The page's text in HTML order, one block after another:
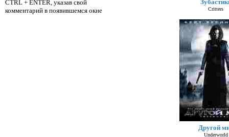
Critters
Другой
Underworld
CTRL + ENTER, указав свой
комментарий в появившемся окне